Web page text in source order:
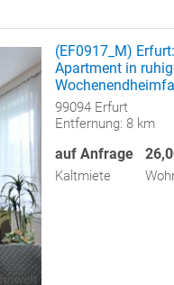
(EF0917_M)
Apartment in
99094 Erfurt
Entfernung: 8 km
auf Anfrage
Kaltmiete